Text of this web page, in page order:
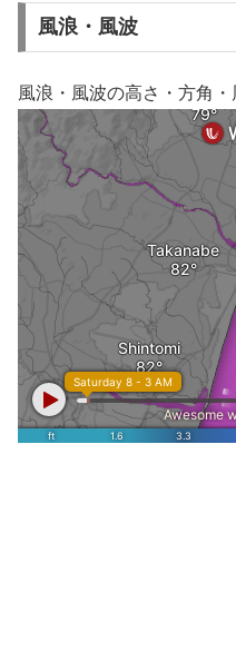
風浪・風波
風浪・風波の高さ・方角